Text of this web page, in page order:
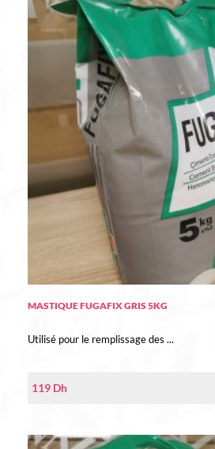
MASTIQUE FUGAFIX GRIS 5KG
Utilisé pour le remplissage des ...
119 Dh